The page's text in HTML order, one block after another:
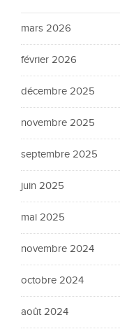
mars 2026
février 2026
décembre 2025
novembre 2025
septembre 2025
juin 2025
mai 2025
novembre 2024
octobre 2024
août 2024